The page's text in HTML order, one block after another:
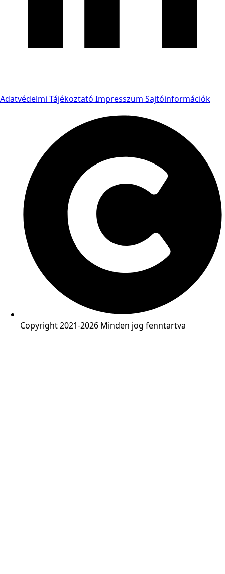
Adatvédelmi Tájékoztató Impresszum Sajtóinformációk
Copyright 2021-2026 Minden jog fenntartva